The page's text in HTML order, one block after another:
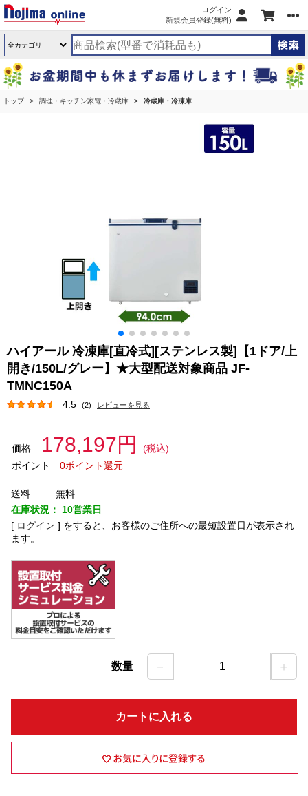
ログイン
新規会員登録(無料)
トップ 調理・キッチン家電・冷蔵庫 冷蔵庫・冷凍庫
ハイアール 冷凍庫[直冷式][ステンレス製]【1ドア/上
開き/150L/グレー】★大型配送対象商品 JF-
TMNC150A
4.5 (2) レビューを見る
価格 178,197円
(税込)
ポイント
0ポイント還元
送料
無料
在庫状況： 10営業日
[ ログイン ] をすると、お客様のご住所への最短設置日が表示され
ます。
数量 － 1 ＋
カートに入れる